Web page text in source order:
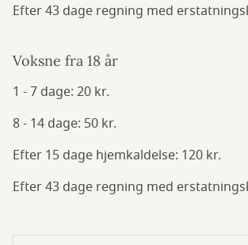
Efter 43 dage regning med
Voksne fra 18 år
1 - 7 dage: 20 kr.
8 - 14 dage: 50 kr.
Efter 15 dage hjemkaldelse: 120 kr.
Efter 43 dage regning med